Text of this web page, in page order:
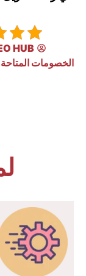
HUB